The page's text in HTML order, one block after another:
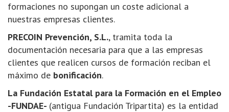
formaciones no supongan un coste adicional a
nuestras empresas clientes.
PRECOIN Prevención, S.L., tramita toda la
documentación necesaria para que a las empresas
clientes que realicen cursos de formación reciban el
máximo de bonificación.
La Fundación Estatal para la Formación en el Empleo
-FUNDAE- (antigua Fundación Tripartita) es la entidad